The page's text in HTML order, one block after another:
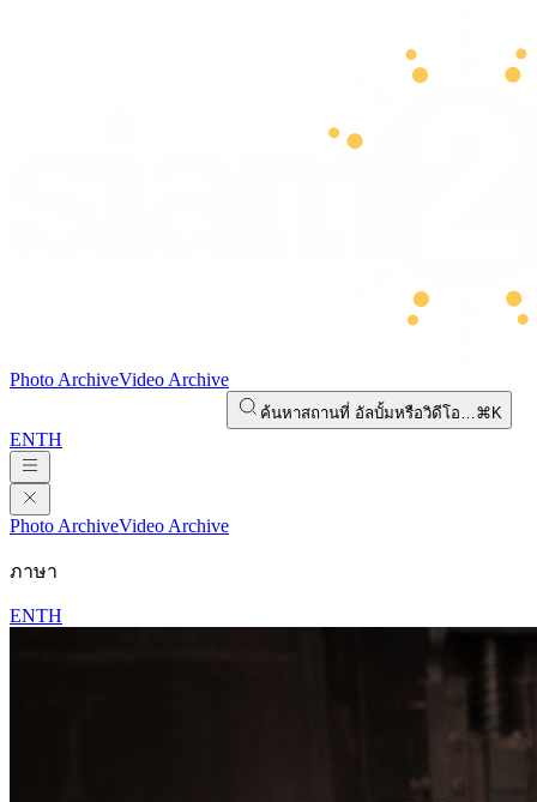
Photo ArchiveVideo Archive
ค้นหาสถานที่ อัลบั้มหรือวิดีโอ…⌘K
ENTH
Photo ArchiveVideo Archive
ภาษา
ENTH